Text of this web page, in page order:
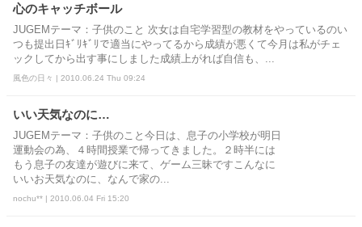
心のキャッチボール
JUGEMテーマ：子供のこと 次女は自宅学習型の教材をやっているのい
つも提出日ｷﾞﾘｷﾞﾘで適当にやってるから成績が悪くて今月は私がチェ
ックしてから出す事にしました成績上がれば自信も、...
風色の日々 | 2010.06.24 Thu 09:24
いい天気なのに…
JUGEMテーマ：子供のこと今日は、息子の小学校が明日
運動会の為、４時間授業で帰ってきました。２時半には
もう息子の友達が遊びに来て、ゲーム三昧ですこんなに
いいお天気なのに、なんで家の...
nochu** | 2010.06.04 Fri 15:20